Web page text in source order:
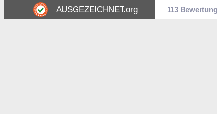
AUSGEZEICHNET.org 113